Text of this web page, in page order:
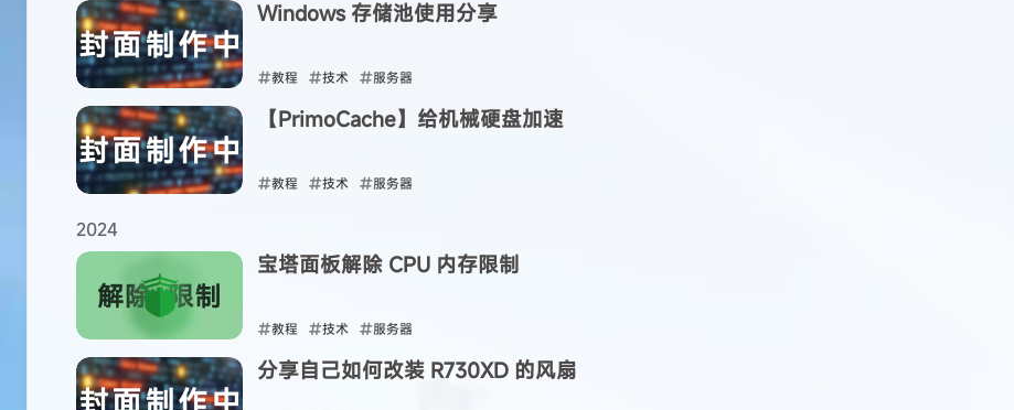
最新评论
2025-04-18
Windows 存储池使用分享
教程 技术 服务器
2025-04-12
【PrimoCache】给机械硬盘加速
教程 技术 服务器
2024
宝塔面板解除 CPU 内存限制
教程 技术 服务器
2024-06-19
分享自己如何改装 R730XD 的风扇